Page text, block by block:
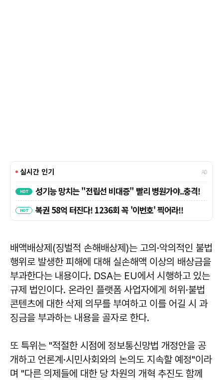
배액배상제(징벌적 손해배상제)는 고의·악의적인 불법
행위로 발생한 피해에 대해 실손해액 이상의 배상금을
부과한다는 내용이다. DSA는 EU에서 시행하고 있는
규제 법인이다. 온라인 플랫폼 사업자에게 허위·불법
콘텐츠에 대한 삭제 의무를 부여하고 이를 어길 시 과
징금을 부과하는 내용을 골자로 한다.
또 특위는 "적절한 시점에 정보통신망법 개정안을 공
개하고 언론계·시민사회와의 논의도 지속할 예정"이라
며 "다른 의제들에 대한 당 차원의 개혁 추진도 함께